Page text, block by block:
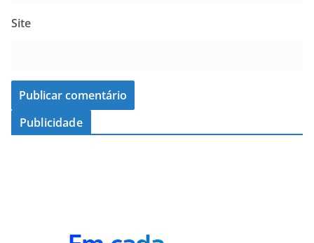
Site
Publicidade